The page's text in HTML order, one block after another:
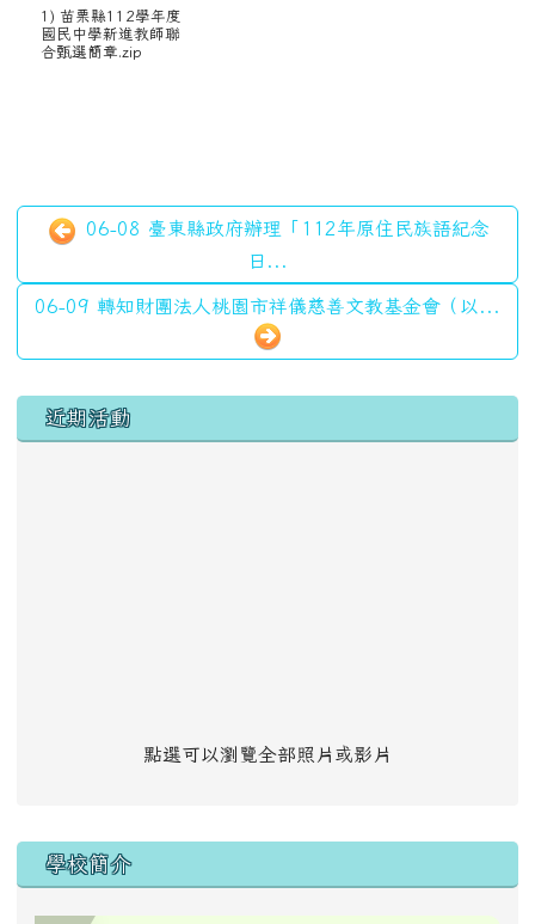
1) 苗栗縣112學年度
國民中學新進教師聯
合甄選簡章.zip
06-08 臺東縣政府辦理「112年原住民族語紀念
日...
06-09 轉知財團法人桃園市祥儀慈善文教基金會（以...
左邊區域內容
近期活動
點選可以瀏覽全部照片或影片
學校簡介